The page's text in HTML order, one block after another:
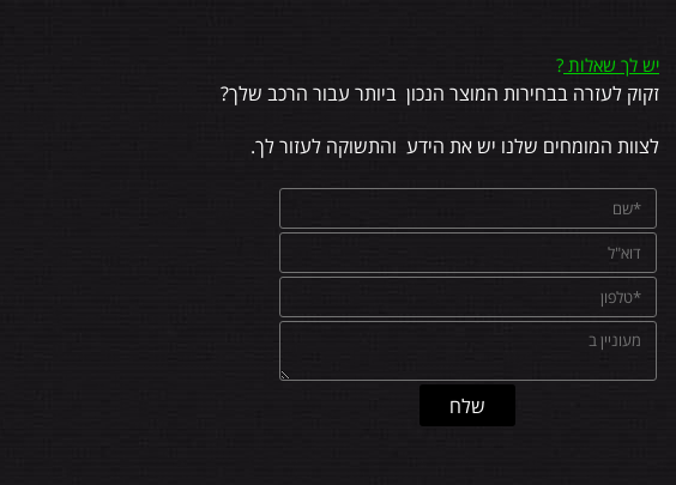
יש לך שאלות ?
זקוק לעזרה בבחירות המוצר הנכון ביותר עבור הרכב שלך?
לצוות המומחים שלנו יש את הידע והתשוקה לעזור לך.